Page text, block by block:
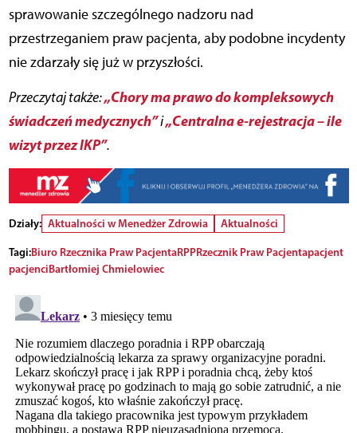
sprawowanie szczególnego nadzoru nad
przestrzeganiem praw pacjenta, aby podobne incydenty
nie zdarzały się już w przyszłości.
Przeczytaj także:„Chory ma prawo do kompleksowych
świadczeń medycznych”i„Centralna e-rejestracja – ile
wizyt przez IKP”.
Działy: Aktualności w Menedżer Zdrowia
Aktualności
Tagi:Biuro R zecznika Praw PacjentaRPPRzecznik Praw Pacjentapacjent
pacjenciBartłomiej Chmielowiec